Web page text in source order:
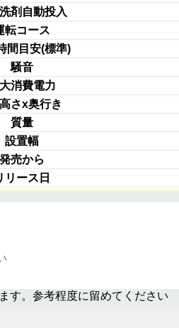
剤自動投入
転コース
間目安(標準)
騒音
消費電力
さx奥行き
質量
設置幅
発売から
リース日
。参考程度に留めてください